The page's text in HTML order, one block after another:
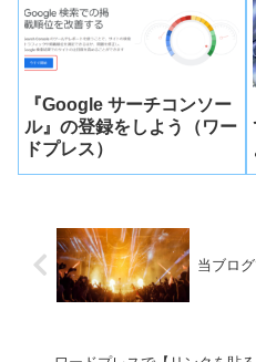
『Google サーチコンソー
ル』の登録をしよう（ワー
ドプレス）
当ブロ